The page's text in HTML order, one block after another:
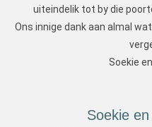
uiteindelik tot by die
Ons innige dank aan almal
Soekie
Soekie